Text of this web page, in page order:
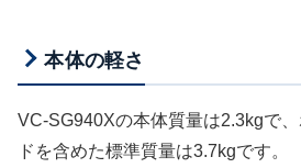
本体の軽さ
VC-SG940Xの本体質量は2.3kgで
ドを含めた標準質量は3.7kgです。